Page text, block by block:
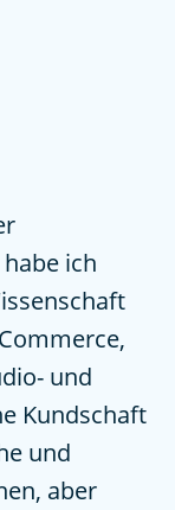
ich
und
Kundschaft
und
aber